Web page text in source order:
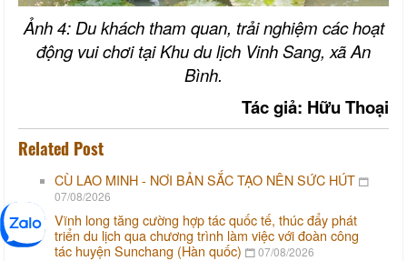
Ảnh 4: Du khách tham quan, trải nghiệm các hoạt
động vui chơi tại Khu du lịch Vinh Sang, xã An
Bình.
Tác giả: Hữu Thoại
Related Post
CÙ LAO MINH - NƠI BẢN SẮC TẠO NÊN SỨC HÚT
07/08/2026
Vĩnh long tăng cường hợp tác quốc tế, thúc đẩy phát
triển du lịch qua chương trình làm việc với đoàn công
tác huyện Sunchang (Hàn quốc)
07/08/2026